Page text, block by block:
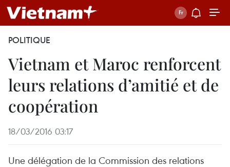
POLITIQUE
Vietnam et Maroc renforcent
leurs relations d’amitié et de
coopération
18/03/2016 03:17
Une délégation de la Commission des relations